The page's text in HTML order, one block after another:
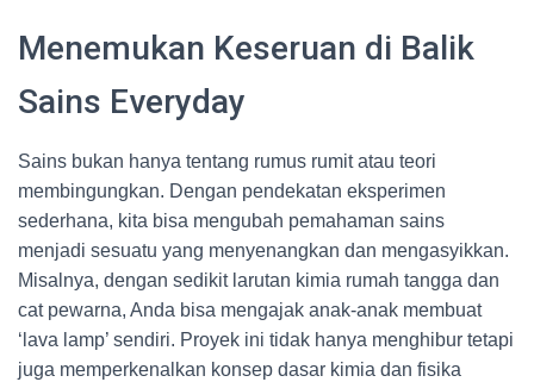
Menemukan Keseruan di Balik
Sains Everyday
Sains bukan hanya tentang rumus rumit atau teori
membingungkan. Dengan pendekatan eksperimen
sederhana, kita bisa mengubah pemahaman sains
menjadi sesuatu yang menyenangkan dan mengasyikkan.
Misalnya, dengan sedikit larutan kimia rumah tangga dan
cat pewarna, Anda bisa mengajak anak-anak membuat
‘lava lamp’ sendiri. Proyek ini tidak hanya menghibur tetapi
juga memperkenalkan konsep dasar kimia dan fisika